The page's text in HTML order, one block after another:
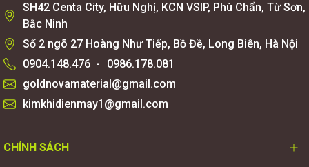
SH42 Centa City, Hữu Nghị, KCN VSIP, Phù Chẩn, Từ Sơn,
Bắc Ninh
Số 2 ngõ 27 Hoàng Như Tiếp, Bồ Đề, Long Biên, Hà Nội
0904.148.476 -
0986.178.081
goldnovamaterial@gmail.com
kimkhidienmay1@gmail.com
CHÍNH SÁCH